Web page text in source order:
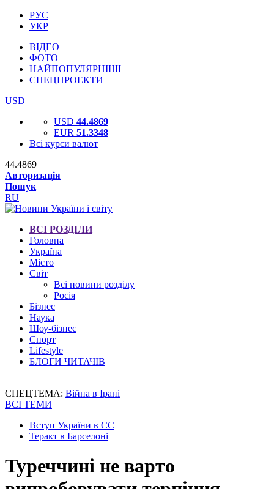
РУС
УКР
ВІДЕО
ФОТО
НАЙПОПУЛЯРНІШІ
СПЕЦПРОЕКТИ
USD
USD 44.4869
EUR 51.3348
Всі курси валют
44.4869
Авторизація
Пошук
RU
ВСІ РОЗДІЛИ
Головна
Україна
Місто
Світ
Всі новини розділу
Росія
Бізнес
Наука
Шоу-бізнес
Спорт
Lifestyle
БЛОГИ ЧИТАЧІВ
СПЕЦТЕМА: Війна в Ірані
ВСІ ТЕМИ
Вступ України в ЄС
Теракт в Барселоні
Туреччині не варто